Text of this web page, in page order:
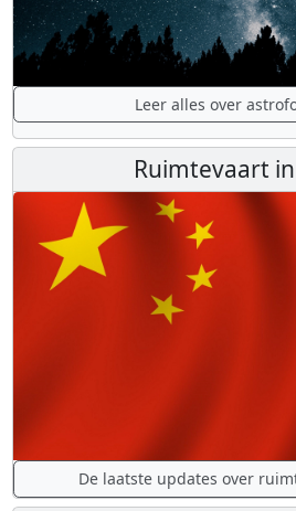
Leer alles over
Ruimtevaart
De laatste updates over